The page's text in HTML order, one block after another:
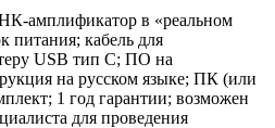
амплификатор в «реальном
питания; кабель для
USB тип С; ПО на
на русском языке; ПК (или
1 год гарантии; возможен
для проведения